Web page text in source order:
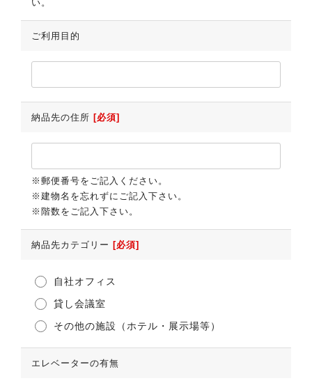
い。
ご利用目的
納品先の住所 [必須]
※郵便番号をご記入ください。
※建物名を忘れずにご記入下さい。
※階数をご記入下さい。
納品先カテゴリー [必須]
自社オフィス
貸し会議室
その他の施設（ホテル・展示場等）
エレベーターの有無